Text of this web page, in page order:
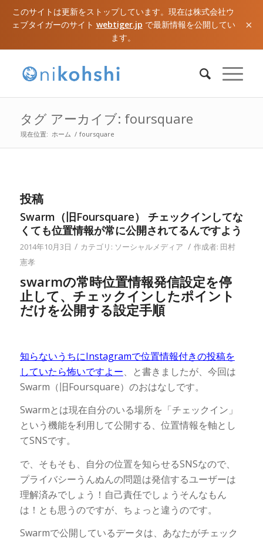
このサイトは更新をストップしています。現在は株式会社ウ
ェブタイガーのサイト webtiger.jp で最新情報を公開してい
ます。
×
タグ アーカイブ: foursquare
現在位置: ホーム / foursquare
投稿
Swarm（旧Foursquare） チェックインしてな
くても位置情報が常に公開されてるんですよう
2014年10月3日 / カテゴリ: ソーシャルメディア / 作成者: 田村
憲孝
swarmの常時位置情報発信設定を停
止して、チェックインしたポイント
だけを公開する設定手順
知らないうちにInstagramで位置情報付きの投稿を
していたら怖いですよー、と書きましたが、今回は
Swarm（旧Foursquare）のおはなしです。
Swarmとは現在自分のいる場所を「チェックイン」
という機能を利用して公開する、位置情報を軸とし
てSNSです。
で、そもそも、自分の位置を知らせるSNSなので、
プライバシーうんぬんの問題は発信するユーザーは
理解済みでしょう！自己責任でしょうそんなもん
は！とも思うのですが、ちょっと違うのです。
Swarmで公開しているデータは、あなたがチェック